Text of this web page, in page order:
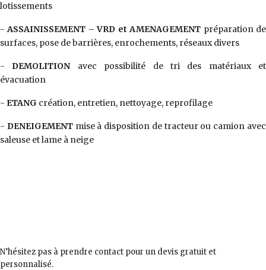
lotissements
-ASSAINISSEMENT – VRD et AMENAGEMENT préparation de
surfaces, pose de barrières, enrochements, réseaux divers
- DEMOLITION avec possibilité de tri des matériaux et
évacuation
- ETANG création, entretien, nettoyage, reprofilage
- DENEIGEMENTmise à disposition de tracteur ou camion avec
saleuse et lame à neige
N’hésitez pas à prendre contact pour un devis gratuit et
personnalisé.